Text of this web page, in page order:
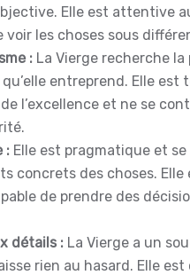
Elle est attentive
voir les choses sous
: La Vierge recherche
entreprend. Elle est
l’excellence et ne se
: Elle est pragmatique et
concrets des choses. Elle
de prendre des
détails : La Vierge a un
rien au hasard. Elle est